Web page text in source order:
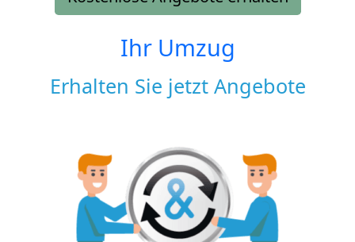
Ihr Umzug
Erhalten Sie jetzt Angebote